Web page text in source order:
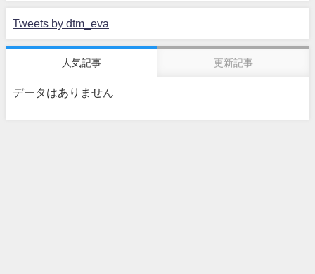
Tweets by dtm_eva
人気記事 更新記事
データはありません